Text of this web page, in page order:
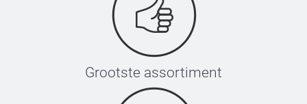
Grootste assortiment